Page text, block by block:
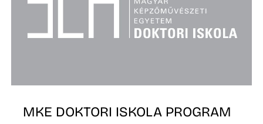
MKE DOKTORI ISKOLA PROGRAM